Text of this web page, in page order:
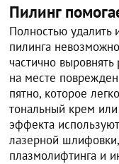
Пилинг
Полностью
пилинга
частично
на месте
пятно, которое
тональный крем
эффекта
лазерной
плазмолифтинга и